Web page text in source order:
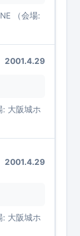
（会場:
2001.4.29
: 大阪城ホ
2001.4.29
: 大阪城ホ